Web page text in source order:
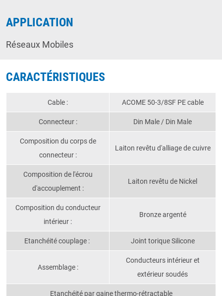
APPLICATION
Réseaux Mobiles
CARACTÉRISTIQUES
Cable : ACOME 50-3/8SF PE cable
Connecteur : Din Male / Din Male
Composition du corps de
connecteur :
Laiton revêtu d'alliage de cuivre
Composition de l'écrou
d'accouplement :
Laiton revêtu de Nickel
Composition du conducteur
intérieur :
Bronze argenté
Etanchéité couplage : Joint torique Silicone
Assemblage :
Conducteurs intérieur et
extérieur soudés
Etanchéité par gaine thermo-rétractable